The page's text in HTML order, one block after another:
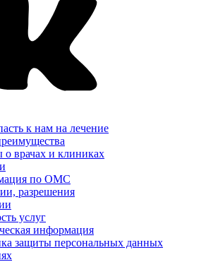
к нам на лечение
врачах и клиниках
по ОМС
разрешения
услуг
информация
защиты персональных данных